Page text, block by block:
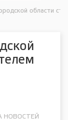
области
НОВОСТЕЙ